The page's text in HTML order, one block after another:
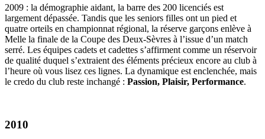
2009 : la démographie aidant, la barre des 200 licenciés est
largement dépassée. Tandis que les seniors filles ont un pied et
quatre orteils en championnat régional, la réserve garçons enlève à
Melle la finale de la Coupe des Deux-Sèvres à l’issue d’un match
serré. Les équipes cadets et cadettes s’affirment comme un réservoir
de qualité duquel s’extraient des éléments précieux encore au club à
l’heure où vous lisez ces lignes. La dynamique est enclenchée, mais
le credo du club reste inchangé : Passion, Plaisir, Performance.
2010